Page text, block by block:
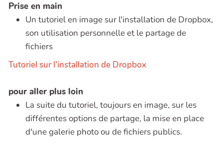
Prise en main
Un tutoriel en image sur l'installation de Dropbox,
son utilisation personnelle et le partage de
fichiers
Tutoriel sur l'installation de Dropbox
pour aller plus loin
La suite du tutoriel, toujours en image, sur les
différentes options de partage, la mise en place
d'une galerie photo ou de fichiers publics.